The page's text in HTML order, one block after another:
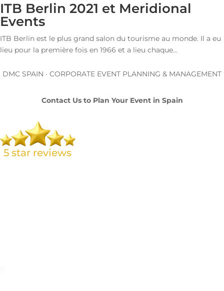
ITB Berlin 2021 et Meridional
Events
ITB Berlin est le plus grand salon du tourisme au monde. Il a eu
lieu pour la première fois en 1966 et a lieu chaque...
DMC SPAIN · CORPORATE EVENT PLANNING & MANAGEMENT
Contact Us to Plan Your Event in Spain